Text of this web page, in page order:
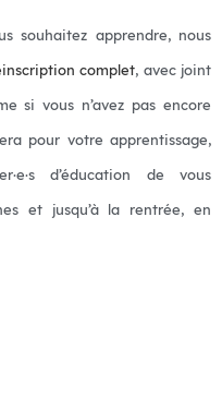
souhaitez apprendre, nous
complet, avec joint
si vous n’avez pas encore
pour votre apprentissage,
d’éducation de vous
et jusqu’à la rentrée, en